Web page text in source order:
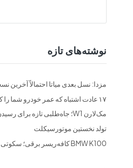
نوشته‌های تازه
مزدا: نسل بعدی میاتا احتمالاً آخرین
۱۷ عادت اشتباه که عمر خودرو شما را کوتاه می‌کند
مک‌لارن W1؛ جاه‌طلبی تازه برای رسیدن به اوج
تولد نخستین موتورسیکلت
BMW K100 کافه‌ریسر برقی؛ سکوتی که غافلگیرتان می‌کند